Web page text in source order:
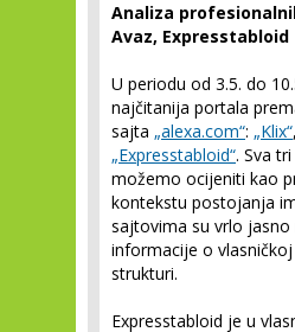
Analiza
Avaz, Expresstabloid
U periodu od 3.5. do
najčitanija portala
sajta „alexa.com“: „Klix“,
„Expresstabloid“. Sva
možemo ocijeniti kao
kontekstu postojanja
sajtovima su vrlo jasno
informacije o
strukturi.
Expresstabloid je u